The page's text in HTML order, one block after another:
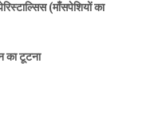
(माँसपेशियों का
का टूटना